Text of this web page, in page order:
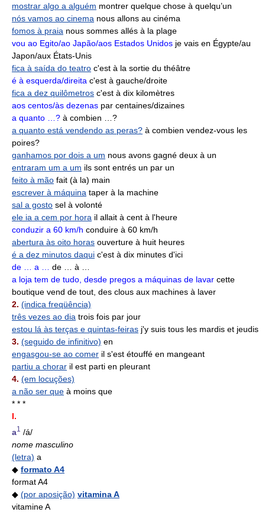
mostrar algo a alguém montrer quelque chose à quelqu’un
nós vamos ao cinema nous allons au cinéma
fomos à praia nous sommes allés à la plage
vou ao Egito/ao Japão/aos Estados Unidos je vais en Égypte/au
Japon/aux États-Unis
fica à saída do teatro c'est à la sortie du théâtre
é à esquerda/direita c'est à gauche/droite
fica a dez quilômetros c'est à dix kilomètres
aos centos/às dezenas par centaines/dizaines
a quanto …? à combien …?
a quanto está vendendo as peras? à combien vendez-vous les
poires?
ganhamos por dois a um nous avons gagné deux à un
entraram um a um ils sont entrés un par un
feito à mão fait (à la) main
escrever à máquina taper à la machine
sal a gosto sel à volonté
ele ia a cem por hora il allait à cent à l'heure
conduzir a 60 km/h conduire à 60 km/h
abertura às oito horas ouverture à huit heures
é a dez minutos daqui c'est à dix minutes d'ici
de … a …
de … à …
a loja tem de tudo, desde pregos a máquinas de lavar cette
boutique vend de tout, des clous aux machines à laver
2. (indica freqüência)
três vezes ao dia trois fois par jour
estou lá às terças e quintas-feiras j'y suis tous les mardis et jeudis
3. (seguido de infinitivo) en
engasgou-se ao comer il s'est étouffé en mangeant
partiu a chorar il est parti en pleurant
4. (em locuções)
a não ser que à moins que
* * *
I.
a1 /á/
nome masculino
(letra) a
◆ formato A4
format A4
◆ (por aposição) vitamina A
vitamine A